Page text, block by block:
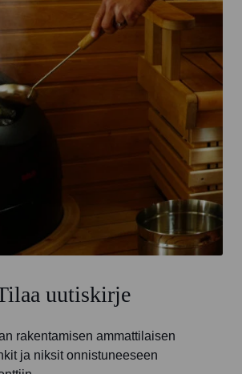
uutiskirje
rakentamisen ammattilaisen
ja niksit onnistuneeseen